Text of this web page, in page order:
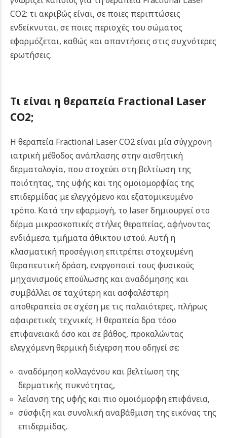
CO2: τι ακριβώς είναι, σε ποιες περιπτώσεις
ενδείκνυται, σε ποιες περιοχές του σώματος
εφαρμόζεται, καθώς και απαντήσεις στις συχνότερες
ερωτήσεις.
Τι είναι η θεραπεία Fractional Laser
CO2;
Η θεραπεία Fractional Laser CO2 είναι μία σύγχρονη
ιατρική μέθοδος ανάπλασης στην αισθητική
δερματολογία, που στοχεύει στη βελτίωση της
ποιότητας, της υφής και της ομοιομορφίας της
επιδερμίδας με ελεγχόμενο και εξατομικευμένο
τρόπο. Κατά την εφαρμογή, το laser δημιουργεί στο
δέρμα μικροσκοπικές στήλες θεραπείας, αφήνοντας
ενδιάμεσα τμήματα άθικτου ιστού. Αυτή η
κλασματική προσέγγιση επιτρέπει στοχευμένη
θεραπευτική δράση, ενεργοποιεί τους φυσικούς
μηχανισμούς επούλωσης και αναδόμησης και
συμβάλλει σε ταχύτερη και ασφαλέστερη
αποθεραπεία σε σχέση με τις παλαιότερες, πλήρως
αφαιρετικές τεχνικές. Η θεραπεία δρα τόσο
επιφανειακά όσο και σε βάθος, προκαλώντας
ελεγχόμενη θερμική διέγερση που οδηγεί σε:
αναδόμηση κολλαγόνου και βελτίωση της
δερματικής πυκνότητας,
λείανση της υφής και πιο ομοιόμορφη επιφάνεια,
σύσφιξη και συνολική αναβάθμιση της εικόνας της
επιδερμίδας.